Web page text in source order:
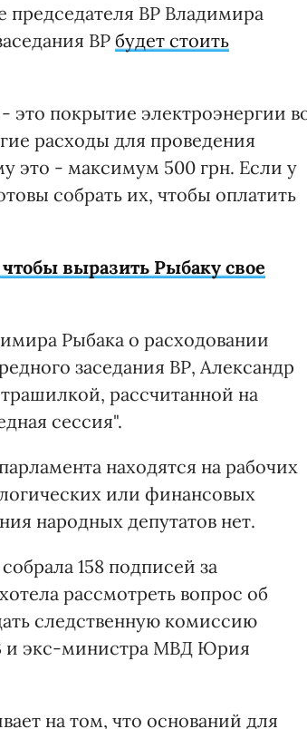
председателя ВР Владимира
ВР будет стоить
это покрытие электроэнергии
расходы для проведения
это - максимум 500 грн. Если у
собрать их, чтобы оплатить
выразить Рыбаку свое
Рыбака о расходовании
заседания ВР, Александр
рассчитанной на
сессия".
находятся на рабочих
или финансовых
народных депутатов нет.
158 подписей за
рассмотреть вопрос об
следственную комиссию
и экс-министра МВД Юрия
на том, что оснований для